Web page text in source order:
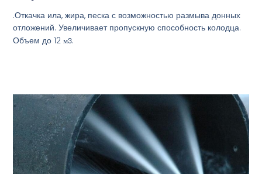
.Откачка ила, жира, песка с возможностью размыва донных
отложений. Увеличивает пропускную способность колодца.
Объем до 12м3.